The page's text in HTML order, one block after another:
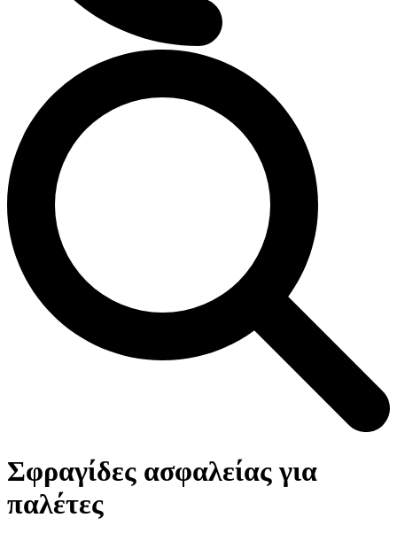
mobile
menu
mobile
menu
Σφραγίδες ασφαλείας για
παλέτες